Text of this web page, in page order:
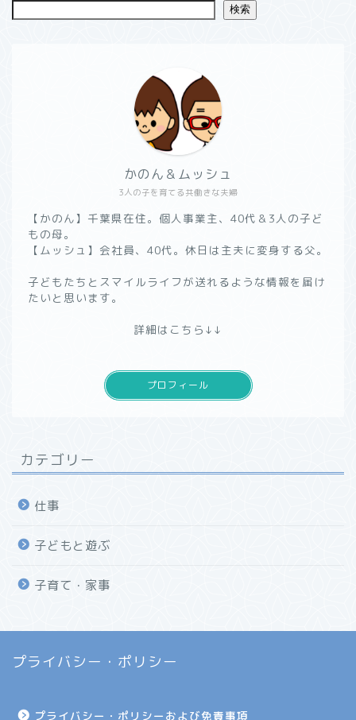
検索
3人の子を育てる共働きな夫婦
かのん＆ムッシュ
【かのん】千葉県在住。個人事業主、40代＆3人の子ど
もの母。
【ムッシュ】会社員、40代。休日は主夫に変身する父。
子どもたちとスマイルライフが送れるような情報を届け
たいと思います。
詳細はこちら↓↓
プロフィール
カテゴリー
仕事
子どもと遊ぶ
子育て・家事
プライバシー・ポリシー
プライバシー・ポリシーおよび免責事項